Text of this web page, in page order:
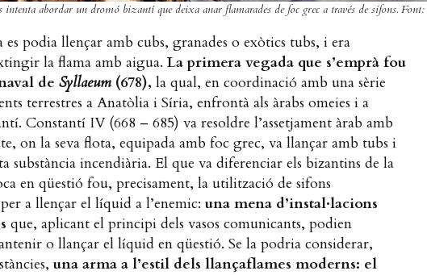
abordar un dromó bizantí que deixa anar flamarades de foc grec a través de sifons. Font:
es podia llençar amb cubs, granades o exòtics tubs, i era
la flama amb aigua. La primera vegada que s’emprà fou
de Syllaeum (678), la qual, en coordinació amb una sèrie
terrestres a Anatòlia i Síria, enfrontà als àrabs omeies i a
Constantí IV (668 – 685) va resoldre l’assetjament àrab amb
on la seva flota, equipada amb foc grec, va llançar amb tubs i
substància incendiària. El que va diferenciar els bizantins de la
en qüestió fou, precisament, la utilització de sifons
a llençar el líquid a l’enemic: una mena d’instal·lacions
que, aplicant el principi dels vasos comunicants, podien
o llançar el líquid en qüestió. Se la podria considerar,
una arma a l’estil dels llançaflames moderns: el